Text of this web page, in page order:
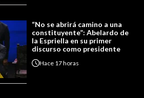
“No se abrirá camino a una
constituyente”: Abelardo de
la Espriella en su primer
discurso como presidente
Hace 17 horas